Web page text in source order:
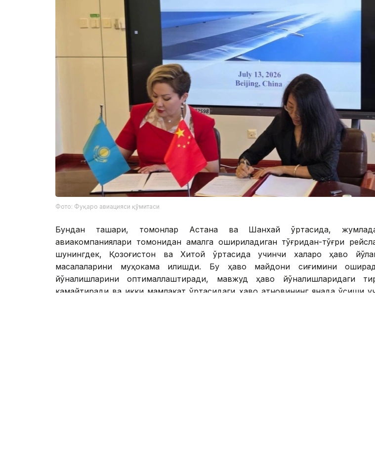
Фото: Фуқаро авиацияси қўмитаси
Бундан ташқари, томонлар Астана ва Шанхай ўртасида,
авиакомпаниялари томонидан амалга ошириладиган тўғридан-тўғри
шунингдек, Қозоғистон ва Хитой ўртасида учинчи халқаро ҳаво
масалаларини муҳокама қилишди. Бу ҳаво майдони сиғимини
йўналишларини оптималлаштиради, мавжуд ҳаво йўналишларидаги
камайтиради ва икки мамлакат ўртасидаги ҳаво қатновининг янада ўсиши